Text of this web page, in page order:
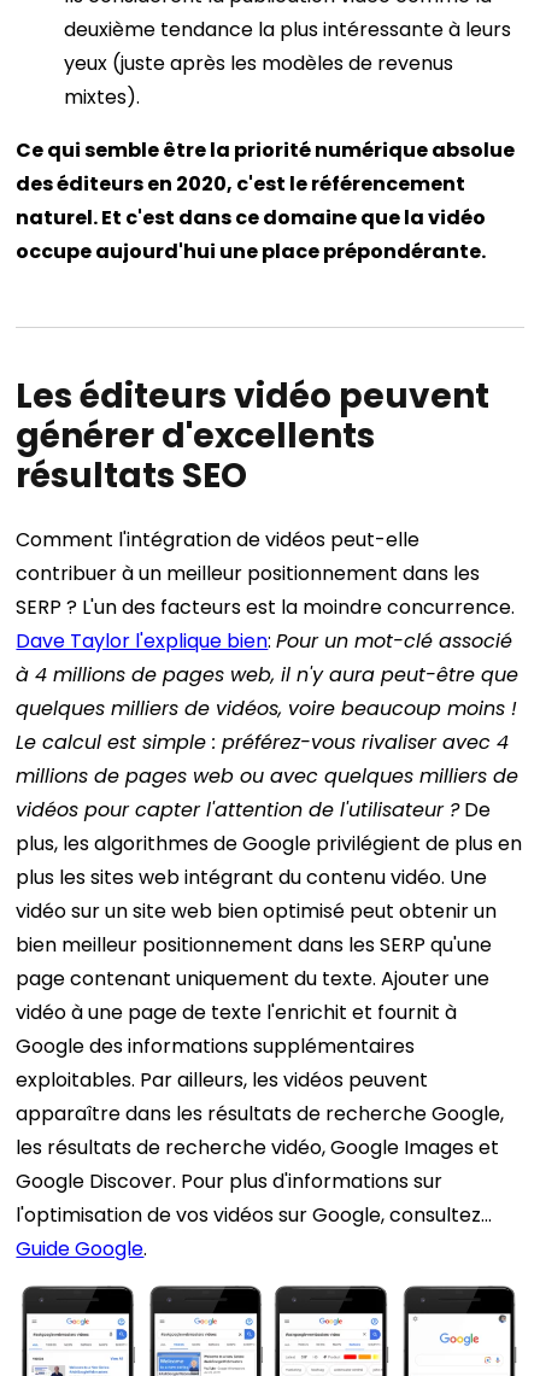
deuxième tendance la plus intéressante à leurs
yeux (juste après les modèles de revenus
mixtes).
Ce qui semble être la priorité numérique absolue
des éditeurs en 2020, c'est le référencement
naturel. Et c'est dans ce domaine que la vidéo
occupe aujourd'hui une place prépondérante.
Les éditeurs vidéo peuvent
générer d'excellents
résultats SEO
Comment l'intégration de vidéos peut-elle
contribuer à un meilleur positionnement dans les
SERP ? L'un des facteurs est la moindre concurrence.
Dave Taylor l'explique bien: Pour un mot-clé associé
à 4 millions de pages web, il n'y aura peut-être que
quelques milliers de vidéos, voire beaucoup moins !
Le calcul est simple : préférez-vous rivaliser avec 4
millions de pages web ou avec quelques milliers de
vidéos pour capter l'attention de l'utilisateur ?De
plus, les algorithmes de Google privilégient de plus en
plus les sites web intégrant du contenu vidéo. Une
vidéo sur un site web bien optimisé peut obtenir un
bien meilleur positionnement dans les SERP qu'une
page contenant uniquement du texte. Ajouter une
vidéo à une page de texte l'enrichit et fournit à
Google des informations supplémentaires
exploitables. Par ailleurs, les vidéos peuvent
apparaître dans les résultats de recherche Google,
les résultats de recherche vidéo, Google Images et
Google Discover. Pour plus d'informations sur
l'optimisation de vos vidéos sur Google, consultez…
Guide Google.